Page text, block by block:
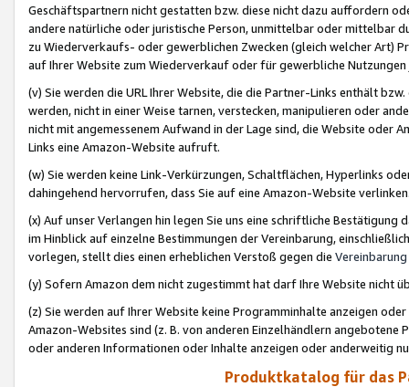
Geschäftspartnern nicht gestatten bzw. diese nicht dazu auffordern
andere natürliche oder juristische Person, unmittelbar oder mittelbar
zu Wiederverkaufs- oder gewerblichen Zwecken (gleich welcher Art)
auf Ihrer Website zum Wiederverkauf oder für gewerbliche
(v) Sie werden die URL Ihrer Website, die die Partner-Links enthält
werden, nicht in einer Weise tarnen, verstecken, manipulieren oder
nicht mit angemessenem Aufwand in der Lage sind, die Website oder
Links eine Amazon-Website aufruft.
(w) Sie werden keine Link-Verkürzungen, Schaltflächen, Hyperlinks
dahingehend hervorrufen, dass Sie auf eine Amazon-Website
(x) Auf unser Verlangen hin legen Sie uns eine schriftliche
im Hinblick auf einzelne Bestimmungen der Vereinbarung,
vorlegen, stellt dies einen erheblichen Verstoß gegen die Vereinbarung
(y) Sofern Amazon dem nicht zugestimmt hat darf Ihre Website nicht
(z) Sie werden auf Ihrer Website keine Programminhalte anzeigen
Amazon-Websites sind (z. B. von anderen Einzelhändlern
oder anderen Informationen oder Inhalte anzeigen oder anderweitig
Produktkatalog für das